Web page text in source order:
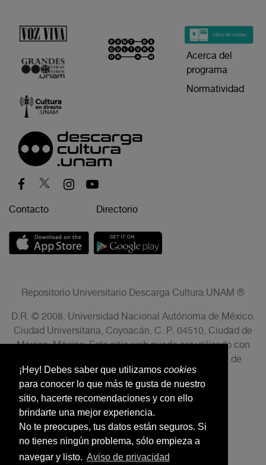
¡Hey! Debes saber que utilizamos cookies
para conocer lo que más te gusta de nuestro
sitio, hacerte recomendaciones y con ello
brindarte una mejor experiencia.
No te preocupes, tus datos están seguros. Si
no tienes ningún problema, sólo empieza a
navegar y listo. Aviso de privacidad
Acerca del
programa
Normatividad
Contacto Directorio
Repositorio Universitario Descarga Cultura.UNAM ®
D.R. © 2008. Universidad Nacional Autónoma de México.
Ciudad Universitaria, Coyoacán, C. P. 04510, Ciudad de
México, México. Este sitio web puede ser utilizado con
fines no lucrativos siempre que se cite la fuente de
conformidad con el AVISO LEGAL.